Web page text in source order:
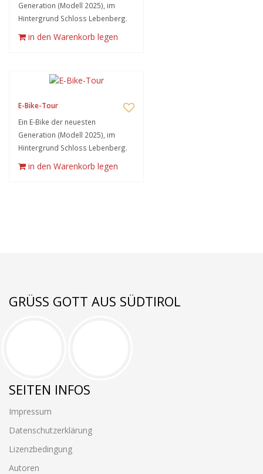
Generation (Modell 2025), im
Hintergrund Schloss Lebenberg.
in den Warenkorb legen
E-Bike-Tour
Ein E-Bike der neuesten
Generation (Modell 2025), im
Hintergrund Schloss Lebenberg.
in den Warenkorb legen
GRÜSS GOTT AUS SÜDTIROL
SEITEN INFOS
Impressum
Datenschutzerklärung
Lizenzbedingung
Autoren